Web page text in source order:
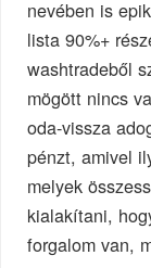
nevében is
lista 90%+
washtradeből
mögött nincs
oda-vissza
pénzt, amivel
melyek
kialakítani,
forgalom van,